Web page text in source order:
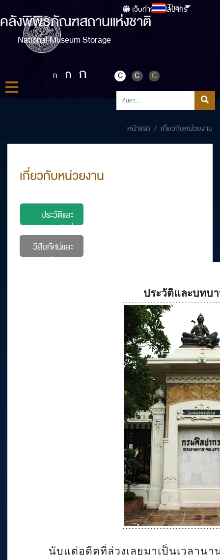
คลังพิพิธภัณฑสถานแห่งชาติ
National Museum Storage
เว็บท่ากรมศิลปากร
Thai
ก ก ก C C C
หน้าแรก เกี่ยวกับหน่วยงาน
เกี่ยวกับหน่วยงาน
ประวัติและ
บทบาทหน้าที่
วิสัยทัศน์และ
พันธกิจ
ประวัติและบทบ
นับแต่อดีตที่ล่วงเลยมาเป็นเวลาน